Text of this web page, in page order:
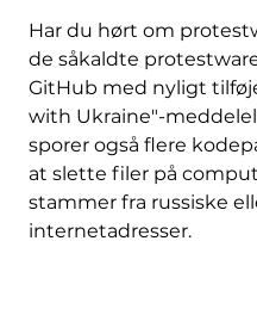
Har du hørt om
de såkaldte
GitHub med nyligt
with Ukraine"-
sporer også flere
at slette filer på
stammer fra russiske
internetadresser.